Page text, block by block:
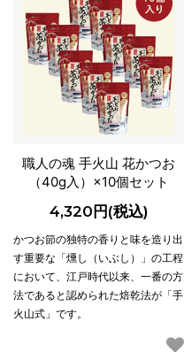
職人の魂 手火山 花かつお
（40g入）×10個セット
4,320円(税込)
かつお節の独特の香りと味を造り出
す重要な「燻し（いぶし）」の工程
において、江戸時代以来、一番の方
法であると認められた焙乾法が「手
火山式」です。